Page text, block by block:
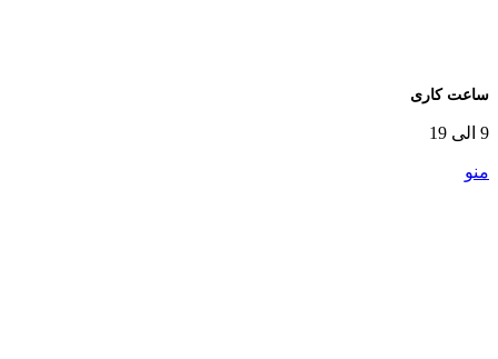
ساعت کاری
9 الی 19
منو